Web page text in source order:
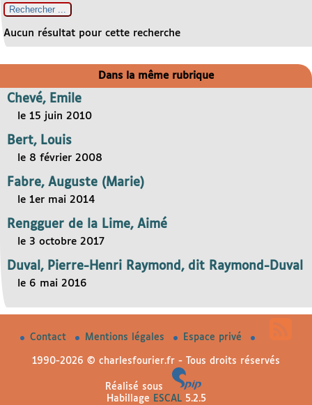
Aucun résultat pour cette recherche
Dans la même rubrique
Chevé, Emile
le 15 juin 2010
Bert, Louis
le 8 février 2008
Fabre, Auguste (Marie)
le 1er mai 2014
Rengguer de la Lime, Aimé
le 3 octobre 2017
Duval, Pierre-Henri Raymond, dit Raymond-Duval
le 6 mai 2016
Contact Mentions légales Espace privé
1990-2026 © charlesfourier.fr - Tous droits réservés
Réalisé sous
Habillage
ESCAL5.2.5